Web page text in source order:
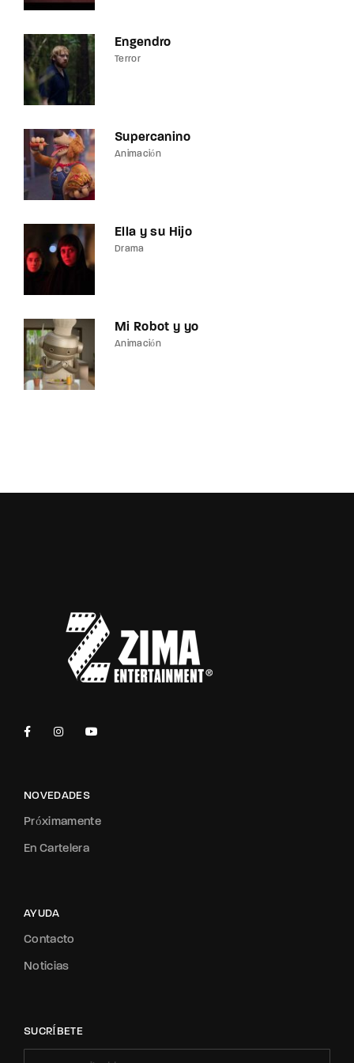
Engendro
Terror
Supercanino
Animación
Ella y su Hijo
Drama
Mi Robot y yo
Animación
NOVEDADES
Próximamente
En Cartelera
AYUDA
Contacto
Noticias
SUCRÍBETE